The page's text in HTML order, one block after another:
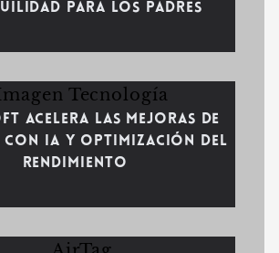
para los padres
acelera las mejoras de
con IA y optimización del
rendimiento